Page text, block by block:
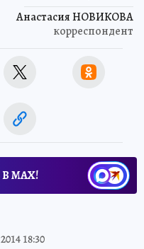
Анастасия НОВИКОВА
корреспондент
МАХ!
18:30